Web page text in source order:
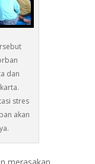
dan
stres
akan